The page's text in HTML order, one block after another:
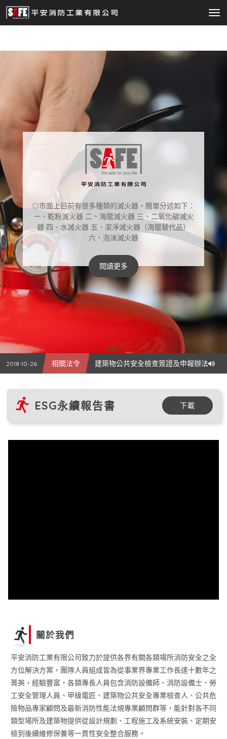
◎市面上目前有很多種類的滅火器，簡單分述如下：
一、乾粉滅火器 二、海龍滅火器 三、二氧化碳滅火
器 四、水滅火器 五、潔淨滅火器（海龍替代品）
六、泡沫滅火器
閱讀更多
相關法令 自108年1月1日起消防水帶應實施耐水壓試驗
內政部訂消防安檢辦法 未檢修申報最高罰5萬
2018-10-26 滅火器認可基準修正規定令修正發布
2018-10-26 相關法令 建築物公共安全檢查簽證及申報辦法
2018-11-02 相關法令 自108年1月1日起消防水帶應實施耐水壓試驗
2019-03-09 重要公告 內政部訂消防安檢辦法 未檢修申報最高罰5萬
ESG永續報告書 下載
關於我們
平安消防工業有限公司致力於提供各界有關各類場所消防安全之全
方位解決方案，團隊人員組成皆為從事業界專業工作長達十數年之
菁英，經驗豐富，各類專長人員包含消防設備師、消防設備士、勞
工安全管理人員、甲級電匠、建築物公共安全專業檢查人、公共危
險物品專家顧問及最新消防性能法規專業顧問群等，能針對各不同
類型場所及建築物提供從設計規劃、工程施工及系統安裝、定期安
檢到後續維修保養等一貫性安全整合服務。